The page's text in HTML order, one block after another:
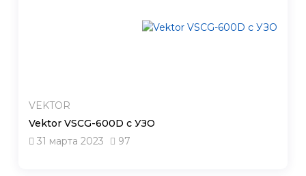
VEKTOR
Vektor VSCG-600D с УЗО
31 марта 2023
97